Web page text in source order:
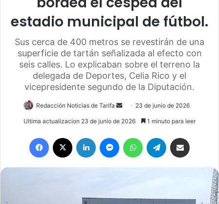
estadio municipal de fútbol.
Sus cerca de 400 metros se revestirán de una
superficie de tartán señalizada al efecto con
seis calles. Lo explicaban sobre el terreno la
delegada de Deportes, Celia Rico y el
vicepresidente segundo de la Diputación.
Redacción Noticias de Tarifa
e
d
a
a
23 de junio de 2026
Ultima actualizacion 23 de junio de 2026 1 minuto para leer